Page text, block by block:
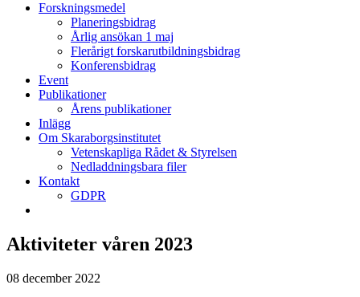
Forskningsmedel
Planeringsbidrag
Årlig ansökan 1 maj
Flerårigt forskarutbildningsbidrag
Konferensbidrag
Event
Publikationer
Årens publikationer
Inlägg
Om Skaraborgsinstitutet
Vetenskapliga Rådet & Styrelsen
Nedladdningsbara filer
Kontakt
GDPR
Aktiviteter våren 2023
08 december 2022